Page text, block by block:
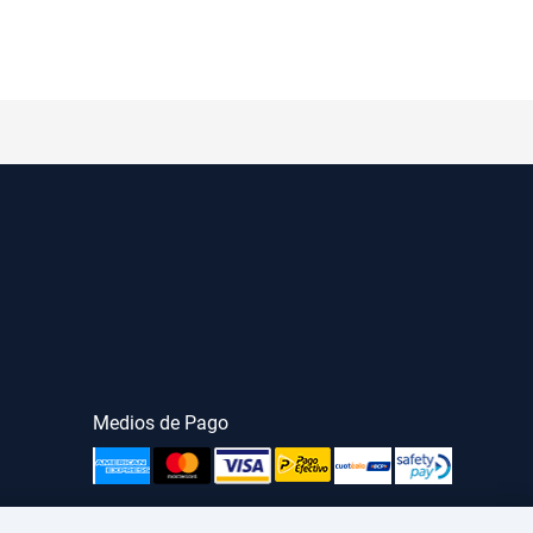
Medios de Pago